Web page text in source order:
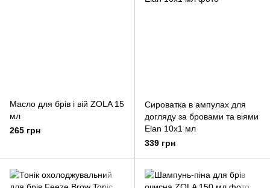
Масло для брів і вій ZOLA 15
мл
265 грн
Сироватка в ампулах для
догляду за бровами та віями
Elan 10x1 мл
339 грн